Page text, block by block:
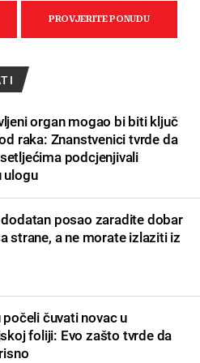
organ mogao bi biti ključ
raka: Znanstvenici tvrde da
podcjenjivali
ulogu
dodatan posao zaradite dobar
strane, a ne morate izlaziti iz
počeli čuvati novac u
foliji: Evo zašto tvrde da